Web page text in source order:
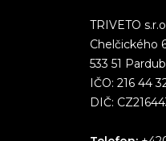
TRIVETO
Chelčického
533 51
IČO: 216 44
DIČ: